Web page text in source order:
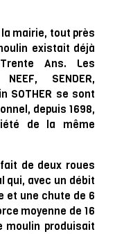
mairie, tout près
existait déjà
Ans. Les
SENDER,
SOTHER se sont
depuis 1698,
de la même
de deux roues
qui, avec un débit
et une chute de 6
moyenne de 16
moulin produisait